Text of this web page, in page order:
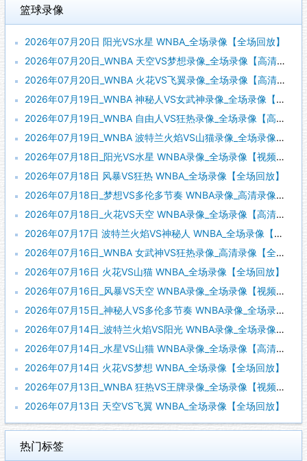
篮球录像
2026年07月20日 阳光VS水星 WNBA_全场录像【全场回放】
2026年07月20日_WNBA 天空VS梦想录像_全场录像【高清回放】
2026年07月20日_WNBA 火花VS飞翼录像_全场录像【高清回放】
2026年07月19日_WNBA 神秘人VS女武神录像_全场录像【高清回放】
2026年07月19日_WNBA 自由人VS狂热录像_全场录像【高清回放】
2026年07月19日_WNBA 波特兰火焰VS山猫录像_全场录像【视频集锦】
2026年07月18日_阳光VS水星 WNBA录像_全场录像【视频集锦】
2026年07月18日 风暴VS狂热 WNBA_全场录像【全场回放】
2026年07月18日_梦想VS多伦多节奏 WNBA录像_高清录像【全场回放】
2026年07月18日_火花VS天空 WNBA录像_全场录像【高清回放】
2026年07月17日 波特兰火焰VS神秘人 WNBA_全场录像【视频集锦】
2026年07月16日_WNBA 女武神VS狂热录像_高清录像【全场回放】
2026年07月16日 火花VS山猫 WNBA_全场录像【全场回放】
2026年07月16日_风暴VS天空 WNBA录像_全场录像【视频集锦】
2026年07月15日_神秘人VS多伦多节奏 WNBA录像_全场录像【视频集锦】
2026年07月14日_波特兰火焰VS阳光 WNBA录像_全场录像【全场回放】
2026年07月14日_水星VS山猫 WNBA录像_全场录像【高清回放】
2026年07月14日 火花VS梦想 WNBA_全场录像【全场回放】
2026年07月13日_WNBA 狂热VS王牌录像_全场录像【视频集锦】
2026年07月13日 天空VS飞翼 WNBA_全场录像【全场回放】
热门标签